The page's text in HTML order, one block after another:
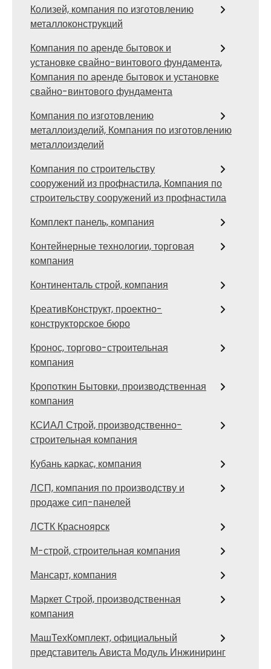
Колизей, компания по изготовлению
металлоконструкций
Компания по аренде бытовок и
установке свайно-винтового фундамента,
Компания по аренде бытовок и установке
свайно-винтового фундамента
Компания по изготовлению
металлоизделий, Компания по изготовлению
металлоизделий
Компания по строительству
сооружений из профнастила, Компания по
строительству сооружений из профнастила
Комплект панель, компания
Контейнерные технологии, торговая
компания
Континенталь строй, компания
КреативКонструкт, проектно-
конструкторское бюро
Кронос, торгово-строительная
компания
Кропоткин Бытовки, производственная
компания
КСИАЛ Строй, производственно-
строительная компания
Кубань каркас, компания
ЛСП, компания по производству и
продаже сип-панелей
ЛСТК Красноярск
М-строй, строительная компания
Мансарт, компания
Маркет Строй, производственная
компания
МашТехКомплект, официальный
представитель Ависта Модуль Инжиниринг